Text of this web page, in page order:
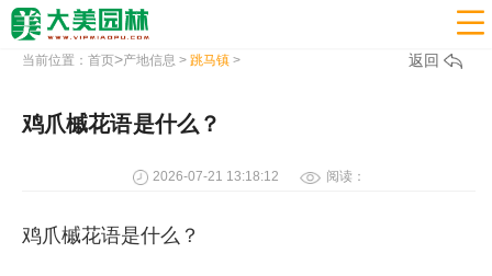

当前位置： 首页>产地信息 > 跳马镇> 返回
鸡爪槭花语是什么？
2026-07-21 13:18:12 阅读：
鸡爪槭花语是什么？